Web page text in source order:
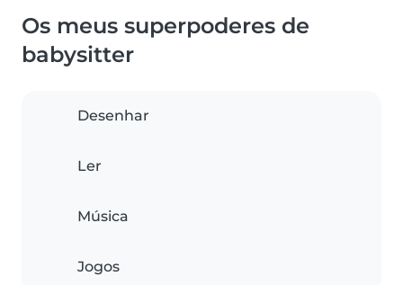
Os meus superpoderes de
babysitter
Desenhar
Ler
Música
Jogos